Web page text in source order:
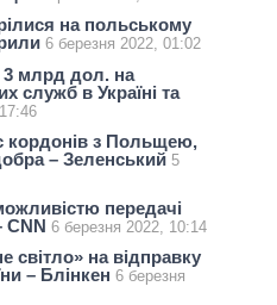
на польському
6 березня 2022, 01:02
млрд дол. на
служб в Україні та
кордонів з Польщею,
– Зеленський 5
передачі
CNN 6 березня 2022, 10:14
світло» на відправку
– Блінкен 6 березня